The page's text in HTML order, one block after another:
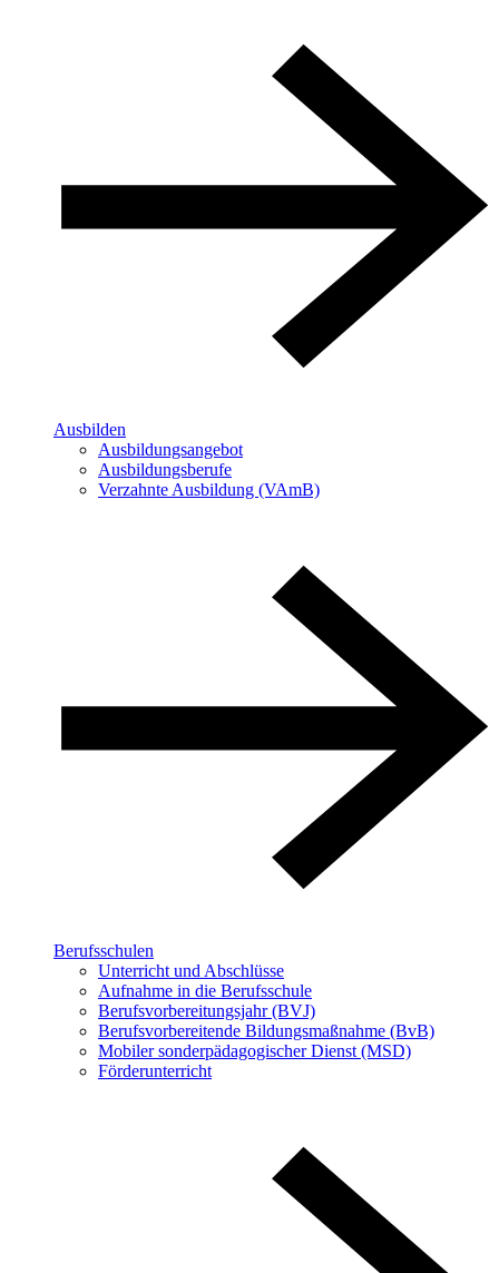
Ausbilden
Ausbildungsangebot
Ausbildungsberufe
Verzahnte Ausbildung (VAmB)
Berufsschulen
Unterricht und Abschlüsse
Aufnahme in die Berufsschule
Berufsvorbereitungsjahr (BVJ)
Berufsvorbereitende Bildungsmaßnahme (BvB)
Mobiler sonderpädagogischer Dienst (MSD)
Förderunterricht